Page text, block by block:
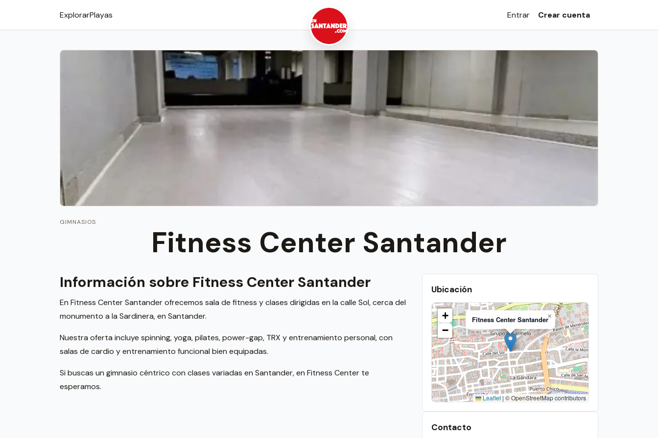
ExplorarPlayas Entrar Crear cuenta
GIMNASIOS
Fitness Center Santander
Información sobre Fitness Center Santander
En Fitness Center Santander ofrecemos sala de fitness y clases dirigidas en la calle Sol, cerca del
monumento a la Sardinera, en Santander.
Nuestra oferta incluye spinning, yoga, pilates, power-gap, TRX y entrenamiento personal, con
salas de cardio y entrenamiento funcional bien equipadas.
Si buscas un gimnasio céntrico con clases variadas en Santander, en Fitness Center te
esperamos.
Ubicación
Fitness Center Santander×
+
−
Leaflet| © OpenStreetMap contributors
Contacto